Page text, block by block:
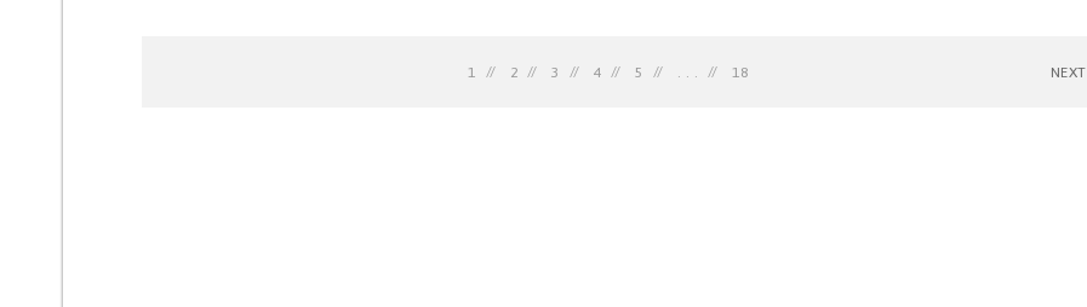
1 2 3 4 5 . . . 18 NEXT